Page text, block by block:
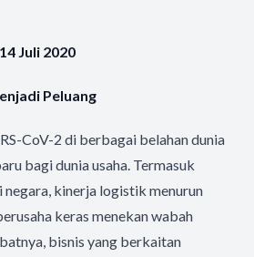
Juli 2020
Peluang
CoV-2 di berbagai belahan dunia
bagi dunia usaha. Termasuk
kinerja logistik menurun
keras menekan wabah
bisnis yang berkaitan